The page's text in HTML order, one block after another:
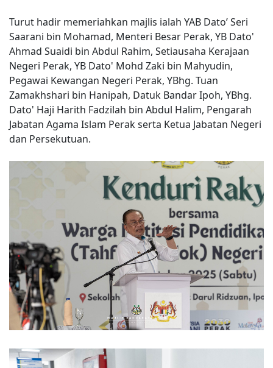
Turut hadir memeriahkan majlis ialah YAB Dato’ Seri
Saarani bin Mohamad, Menteri Besar Perak, YB Dato'
Ahmad Suaidi bin Abdul Rahim, Setiausaha Kerajaan
Negeri Perak, YB Dato' Mohd Zaki bin Mahyudin,
Pegawai Kewangan Negeri Perak, YBhg. Tuan
Zamakhshari bin Hanipah, Datuk Bandar Ipoh, YBhg.
Dato' Haji Harith Fadzilah bin Abdul Halim, Pengarah
Jabatan Agama Islam Perak serta Ketua Jabatan Negeri
dan Persekutuan.